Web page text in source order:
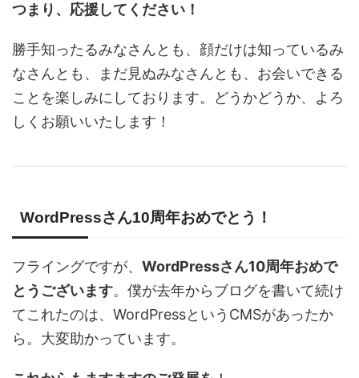
つまり、応援してください！
勝手知ったるみなさんとも、顔だけは知っているみ
なさんとも、まだ見ぬみなさんとも、お会いできる
ことを楽しみにしております。どうかどうか、よろ
しくお願いいたします！
WordPressさん10周年おめでとう！
フライングですが、 WordPressさん10周年おめで
とうございます。僕が去年からブログを書いて続け
てこれたのは、WordPressというCMSがあったか
ら。大変助かっています。